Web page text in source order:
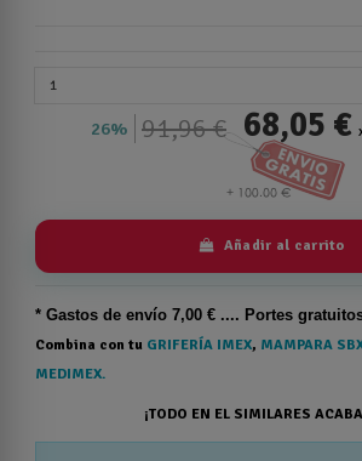
26% 91,96 € 68,05 €
Añadir al carrito
* Gastos de envío 7,00 € .... Portes
Combina con tu GRIFERÍA IMEX, MAMPARA
MEDIMEX.
¡TODO EN EL SIMILARES